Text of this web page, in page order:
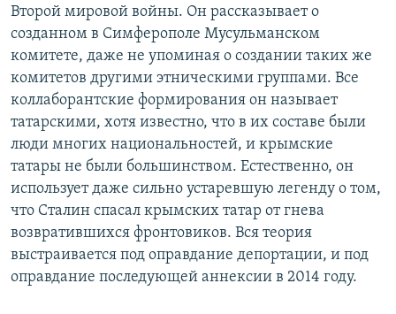
Второй мировой войны. Он рассказывает о
созданном в Симферополе Мусульманском
комитете, даже не упоминая о создании таких же
комитетов другими этническими группами. Все
коллаборантские формирования он называет
татарскими, хотя известно, что в их составе были
люди многих национальностей, и крымские
татары не были большинством. Естественно, он
использует даже сильно устаревшую легенду о том,
что Сталин спасал крымских татар от гнева
возвратившихся фронтовиков. Вся теория
выстраивается под оправдание депортации, и под
оправдание последующей аннексии в 2014 году.